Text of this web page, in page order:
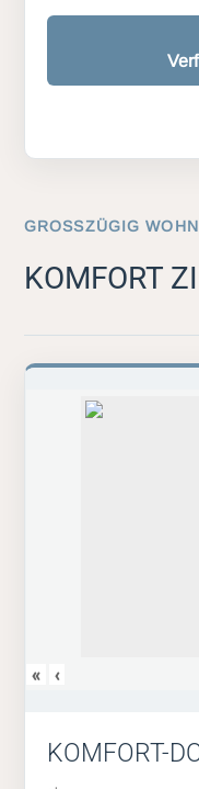
GROSSZÜGIG
KOMFORT
« ‹
KOMFORT-